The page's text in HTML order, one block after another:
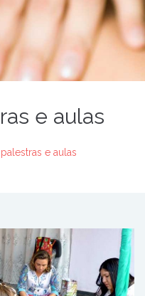
e aulas
e aulas